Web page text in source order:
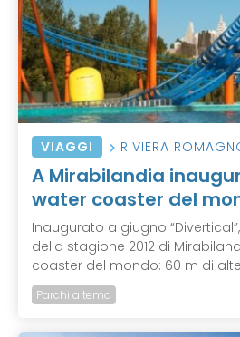
VIAGGI RIVIERA
A Mirabilandia
water coaster del
Inaugurato a giugno
della stagione 2012 di
coaster del mondo: 60 m di
Parchi a tema